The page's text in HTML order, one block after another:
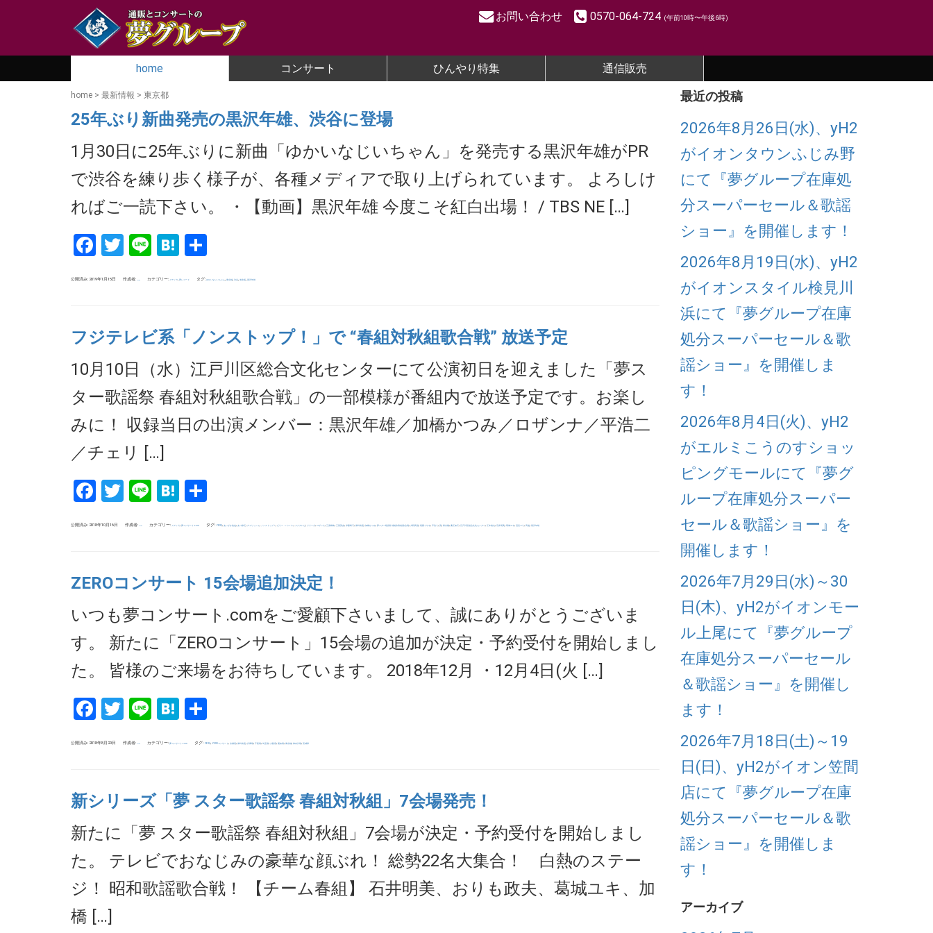
お問い合わせ 0570-064-724 (午前10時〜午後6時)
home コンサート ひんやり特集 通信販売
home > 最新情報 > 東京都
25年ぶり新曲発売の黒沢年雄、渋谷に登場
1月30日に25年ぶりに新曲「ゆかいなじいちゃん」を発売する黒沢年雄がPR
で渋谷を練り歩く様子が、各種メディアで取り上げられています。 よろしけ
ればご一読下さい。 ・【動画】黒沢年雄 今度こそ紅白出場！ / TBS NE […]
Facebook
Twitter
LineHatena
公開済み: 2019年1月15日 作成者: カテゴリー: メディア 夢レコード タグ: ゆかいなじいちゃん 東京都 渋谷 道玄坂 黒沢年雄
フジテレビ系「ノンストップ！」で “春組対秋組歌合戦” 放送予定
10月10日（水）江戸川区総合文化センターにて公演初日を迎えました「夢ス
ター歌謡祭 春組対秋組歌合戦」の一部模様が番組内で放送予定です。お楽し
みに！ 収録当日の出演メンバー：黒沢年雄／加橋かつみ／ロザンナ／平浩二
／チェリ […]
Facebook
Twitter
LineHatena
公開済み: 2018年10月16日 作成者: カテゴリー: メディア 夢コンサート.com タグ: ZERO あいざき進也 あべ静江 チェリッシュ ノンストップ！ ビリー・バンバン フジテレビ リリーズ ロザンナ 三原綱木 三善英史 伊藤咲子 保科有里 加橋かつみ 夢スター歌謡祭 春組対秋組歌合戦 大野真澄 尾藤イサオ 平浩二 晃 東京都 桑江知子 江戸川区総合文化センター 江木俊夫 石井明美 葛城ユキ 辺見マリ 高道 黒沢年雄
ZEROコンサート 15会場追加決定！
いつも夢コンサート.comをご愛顧下さいまして、誠にありがとうございま
す。 新たに「ZEROコンサート」15会場の追加が決定・予約受付を開始しまし
た。 皆様のご来場をお待ちしています。 2018年12月 ・12月4日(火 […]
Facebook
Twitter
LineHatena
公開済み: 2018年8月20日 作成者: カテゴリー: 夢コンサート.com タグ: ZERO , ZEROコンサート , , 保科有里, 兵庫県 , 千葉県 , 埼玉県 , 大阪府 , 愛知県 , , 神奈川県 , 茨城県
新シリーズ「夢 スター歌謡祭 春組対秋組」7会場発売！
新たに「夢 スター歌謡祭 春組対秋組」7会場が決定・予約受付を開始しまし
た。 テレビでおなじみの豪華な顔ぶれ！ 総勢22名大集合！ 白熱のステー
ジ！ 昭和歌謡歌合戦！ 【チーム春組】 石井明美、おりも政夫、葛城ユキ、加
橋 […]
最近の投稿
2026年8月26日(水)、yH2
がイオンタウンふじみ野
にて『夢グループ在庫処
分スーパーセール＆歌謡
ショー』を開催します！
2026年8月19日(水)、yH2
がイオンスタイル検見川
浜にて『夢グループ在庫
処分スーパーセール＆歌
謡ショー』を開催しま
す！
2026年8月4日(火)、yH2
がエルミこうのすショッ
ピングモールにて『夢グ
ループ在庫処分スーパー
セール＆歌謡ショー』を
開催します！
2026年7月29日(水)～30
日(木)、yH2がイオンモー
ル上尾にて『夢グループ
在庫処分スーパーセール
＆歌謡ショー』を開催し
ます！
2026年7月18日(土)～19
日(日)、yH2がイオン笠間
店にて『夢グループ在庫
処分スーパーセール＆歌
謡ショー』を開催しま
す！
アーカイブ